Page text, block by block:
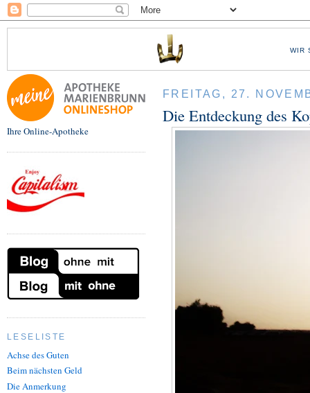
WIR
Ihre Online-Apotheke
LESELISTE
Achse des Guten
Beim nächsten Geld
Die Anmerkung
FREITAG, 27.
Die Entdeckung des